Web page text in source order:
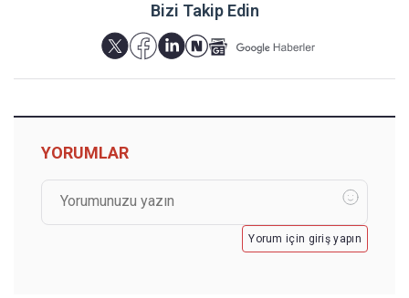
Bizi Takip Edin
YORUMLAR
Yorum için giriş yapın